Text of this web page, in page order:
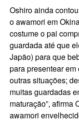
Oshiro ainda
o awamori em
costume o pai
guardada até que
Japão) para que
para presentear
outras situações;
muitas guardadas
maturação”, afirma
awamori